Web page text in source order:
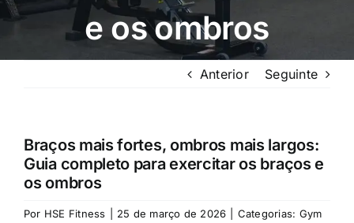
e os ombros
Anterior Seguinte
Braços mais fortes, ombros mais largos:
Guia completo para exercitar os braços e
os ombros
Por HSE Fitness 25 de março de 2026 Categorias: Gym